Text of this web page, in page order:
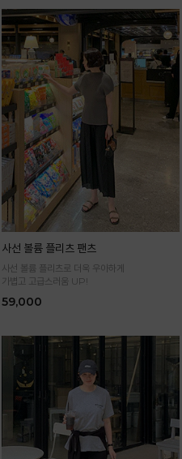
사선 볼륨 플리츠 팬츠
사선 볼륨 플리츠로 더욱 우아하게
가볍고 고급스러움 UP!
59,000